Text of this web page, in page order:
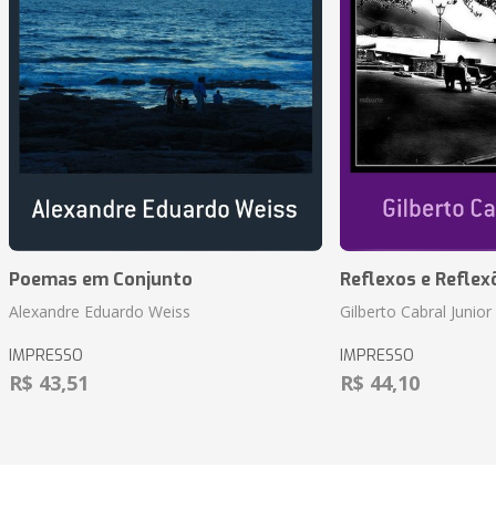
Poemas em Conjunto
Alexandre Eduardo Weiss
IMPRESSO
R$ 43,51
Reflexos e
Gilberto Cabral Junior
IMPRESSO
R$ 44,10